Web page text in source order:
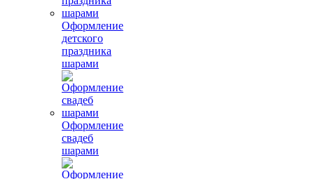
Оформление
детского
праздника
шарами
Оформление
свадеб
шарами